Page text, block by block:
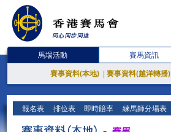
馬場活動 賽馬資訊
賽事資料(本地) 賽事資料(越洋轉播)
報名表 排位表 即時賠率 練馬師分場表